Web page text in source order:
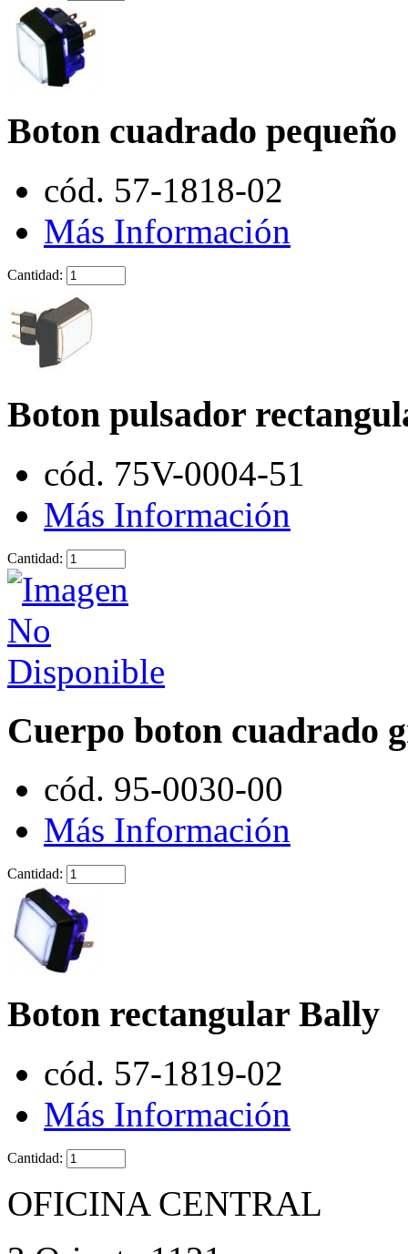
Boton cuadrado pequeño
cód. 57-1818-02
Más Información
Cantidad:
Boton pulsador
cód. 75V-0004-51
Más Información
Cantidad:
Cuerpo boton cuadrado
cód. 95-0030-00
Más Información
Cantidad:
Boton rectangular Bally
cód. 57-1819-02
Más Información
Cantidad:
OFICINA CENTRAL